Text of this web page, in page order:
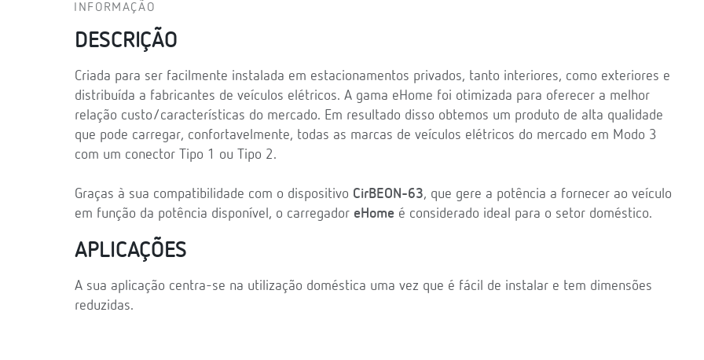
INFORMAÇÃO
DESCRIÇÃO
Criada para ser facilmente instalada em estacionamentos privados, tanto interiores, como exteriores e
distribuída a fabricantes de veículos elétricos. A gama eHome foi otimizada para oferecer a melhor
relação custo/características do mercado. Em resultado disso obtemos um produto de alta qualidade
que pode carregar, confortavelmente, todas as marcas de veículos elétricos do mercado em Modo 3
com um conector Tipo 1 ou Tipo 2.
Graças à sua compatibilidade com o dispositivo CirBEON-63, que gere a potência a fornecer ao veículo
em função da potência disponível, o carregador eHome é considerado ideal para o setor doméstico.
APLICAÇÕES
A sua aplicação centra-se na utilização doméstica uma vez que é fácil de instalar e tem dimensões
reduzidas.